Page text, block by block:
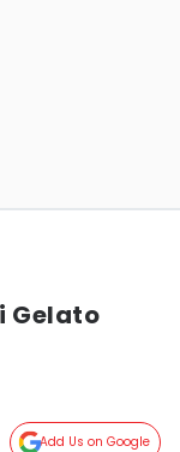
Gelato
Add Us on Google